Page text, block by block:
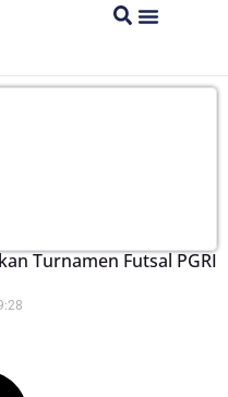
Turnamen Futsal PGRI